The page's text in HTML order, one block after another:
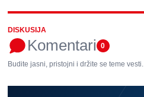
DISKUSIJA
Komentari 0
Budite jasni, pristojni i držite se teme vesti.